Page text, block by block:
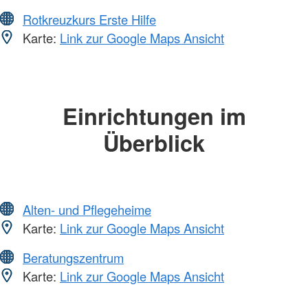
Rotkreuzkurs Erste Hilfe
Karte: Link zur Google Maps Ansicht
Einrichtungen im
Überblick
Alten- und Pflegeheime
Karte: Link zur Google Maps Ansicht
Beratungszentrum
Karte: Link zur Google Maps Ansicht